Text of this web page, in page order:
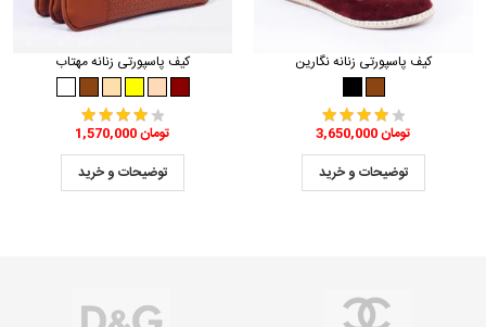
کیف پاسپورتی زنانه مهتاب
1,570,000 تومان
توضیحات و خرید
کیف پاسپورتی زنانه نگارین
3,650,000 تومان
توضیحات و خرید